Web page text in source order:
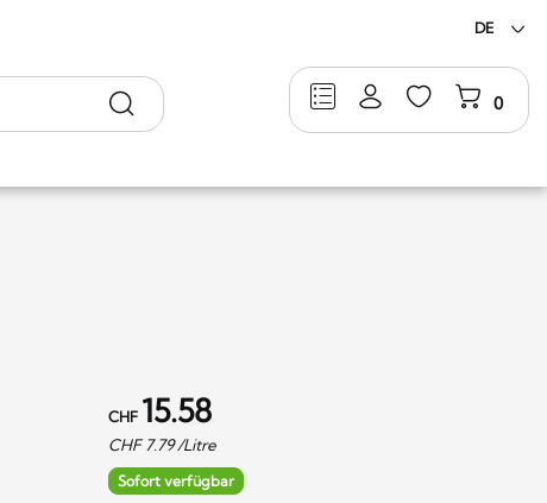
DE
0
Suche
CHF 15.58
CHF 7.79/Litre
Sofort verfügbar